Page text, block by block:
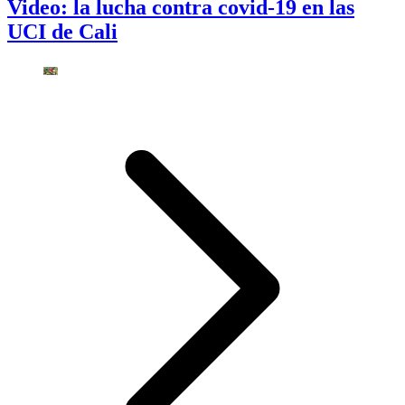
Video: la lucha contra covid-19 en las
UCI de Cali